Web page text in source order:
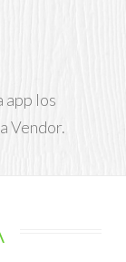
app los
Vendor.